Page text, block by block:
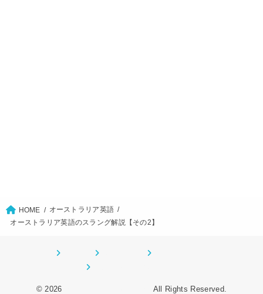
HOME
オーストラリア英語
オーストラリア英語のスラング解説【その2】
© 2026 All Rights Reserved.